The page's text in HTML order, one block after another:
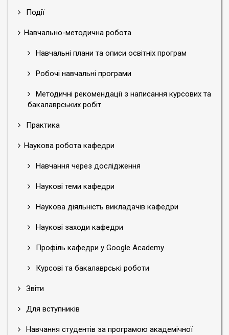
Події
Навчально-методична робота
Навчальні плани та описи освітніх програм
Робочі навчальні програми
Методичні рекомендації з написання курсових та
бакалаврських робіт
Практика
Наукова робота кафедри
Навчання через дослідження
Наукові теми кафедри
Наукова діяльність викладачів кафедри
Наукові заходи кафедри
Профіль кафедри у Google Academy
Курсові та бакалаврські роботи
Звіти
Для вступників
Навчання студентів за програмою академічної